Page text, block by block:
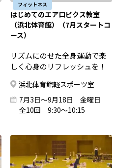
フィットネス
はじめてのエアロビクス教室
（浜北体育館）（7月スタートコ
ース）
リズムにのせた全身運動で楽
しく心身のリフレッシュを！
浜北体育館軽スポーツ室
7月3日～9月18日 金曜日
全10回 9:30～10:15